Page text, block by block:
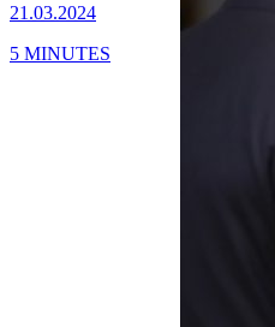
21.03.2024
5 MINUTES